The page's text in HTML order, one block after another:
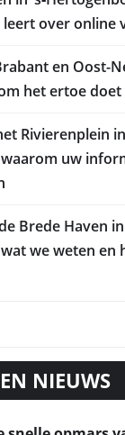
over online
en Oost-
het ertoe doet
Rivierenplein in
waarom uw
Brede Haven in
wat we weten en
NIEUWS